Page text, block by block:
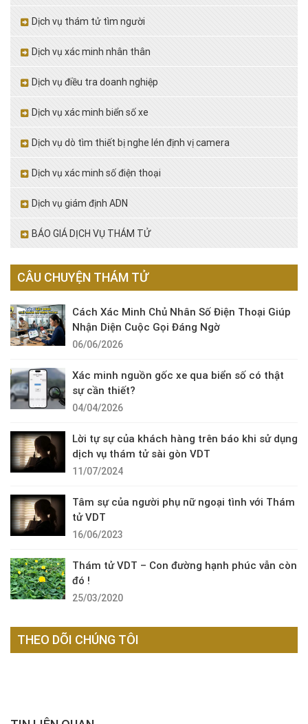
Dịch vụ thám tử tìm người
Dịch vụ xác minh nhân thân
Dịch vụ điều tra doanh nghiệp
Dịch vụ xác minh biển số xe
Dịch vụ dò tìm thiết bị nghe lén định vị camera
Dịch vụ xác minh số điện thoại
Dịch vụ giám định ADN
BÁO GIÁ DỊCH VỤ THÁM TỬ
CÂU CHUYỆN THÁM TỬ
Cách Xác Minh Chủ Nhân Số Điện Thoại Giúp
Nhận Diện Cuộc Gọi Đáng Ngờ
06/06/2026
Xác minh nguồn gốc xe qua biển số có thật
sự cần thiết?
04/04/2026
Lời tự sự của khách hàng trên báo khi sử dụng
dịch vụ thám tử sài gòn VDT
11/07/2024
Tâm sự của người phụ nữ ngoại tình với Thám
tử VDT
16/06/2023
Thám tử VDT – Con đường hạnh phúc vẫn còn
đó !
25/03/2020
THEO DÕI CHÚNG TÔI